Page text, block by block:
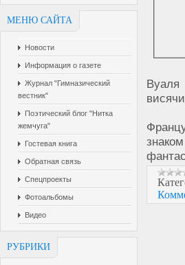
МЕНЮ САЙТА
Новости
Информация о газете
Журнал "Гимназический
вестник"
Поэтический блог "Нитка
жемчуга"
Гостевая книга
Обратная связь
Спецпроекты
Фотоальбомы
Видео
РУБРИКИ
Вуаля